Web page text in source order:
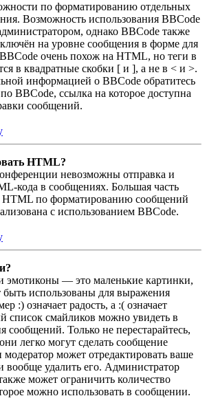
по форматированию отдельных
Возможность использования BBCode
однако BBCode также
на уровне сообщения в форме для
очень похож на HTML, но теги в
в квадратные скобки [ и ], а не в < и >.
информацией о BBCode обратитесь
BBCode, ссылка на которое доступна
сообщений.
HTML?
невозможны отправка и
кода в сообщениях. Большая часть
HTML по форматированию сообщений
с использованием BBCode.
эмотиконы — это маленькие картинки,
быть использованы для выражения
:) означает радость, а :( означает
список смайликов можно увидеть в
сообщений. Только не перестарайтесь,
легко могут сделать сообщение
может отредактировать ваше
вообще удалить его. Администратор
может ограничить количество
можно использовать в сообщении.